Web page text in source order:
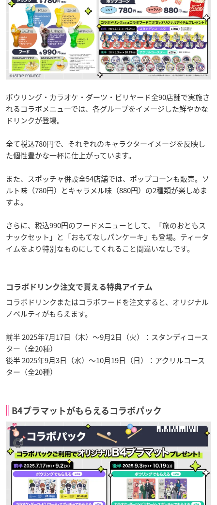
ボウリング・カラオケ・ダーツ・ビリヤード全90店舗で実施さ
れるコラボメニューでは、各グループをイメージした鮮やかな
ドリンクが登場。
全て税込780円で、それぞれのキャラクターイメージを反映し
た個性豊かな一杯に仕上がっています。
また、スポッチャ併設全54店舗では、ポップコーンも販売。ソ
ルト味（780円）とキャラメル味（880円）の2種類が楽しめま
すよ。
さらに、税込990円のフードメニューとして、「旅のおともス
ナックセット」と「おもてなしパンケーキ」も登場。ティータ
イムをより特別なものにしてくれること間違いなしです。
コラボドリンク注文で貰える特典アイテム
コラボドリンクまたはコラボフードを注文すると、オリジナル
ノベルティがもらえます。
前半 2025年7月17日（木）〜9月2日（火）：スタンディコース
ター（全20種）
後半 2025年9月3日（水）〜10月19日（日）：アクリルコース
ター（全20種）
B4プラマットがもらえるコラボパック